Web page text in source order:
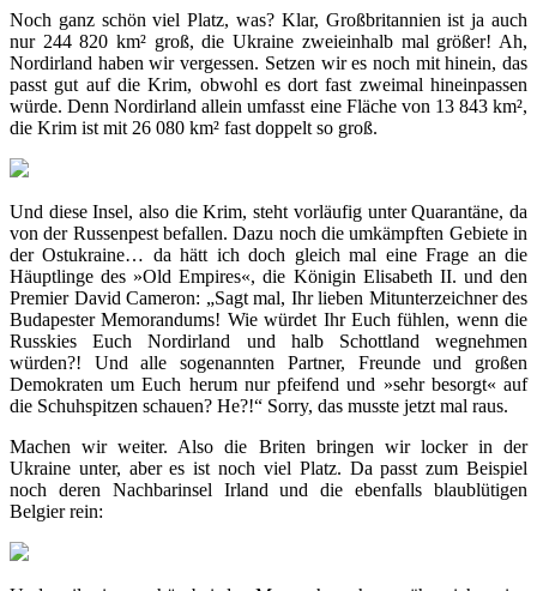
Noch ganz schön viel Platz, was? Klar, Großbritannien ist ja auch
nur 244 820 km² groß, die Ukraine zweieinhalb mal größer! Ah,
Nordirland haben wir vergessen. Setzen wir es noch mit hinein, das
passt gut auf die Krim, obwohl es dort fast zweimal hineinpassen
würde. Denn Nordirland allein umfasst eine Fläche von 13 843 km²,
die Krim ist mit 26 080 km² fast doppelt so groß.
Und diese Insel, also die Krim, steht vorläufig unter Quarantäne, da
von der Russenpest befallen. Dazu noch die umkämpften Gebiete in
der Ostukraine… da hätt ich doch gleich mal eine Frage an die
Häuptlinge des »Old Empires«, die Königin Elisabeth II. und den
Premier David Cameron: „Sagt mal, Ihr lieben Mitunterzeichner des
Budapester Memorandums! Wie würdet Ihr Euch fühlen, wenn die
Russkies Euch Nordirland und halb Schottland wegnehmen
würden?! Und alle sogenannten Partner, Freunde und großen
Demokraten um Euch herum nur pfeifend und »sehr besorgt« auf
die Schuhspitzen schauen? He?!“ Sorry, das musste jetzt mal raus.
Machen wir weiter. Also die Briten bringen wir locker in der
Ukraine unter, aber es ist noch viel Platz. Da passt zum Beispiel
noch deren Nachbarinsel Irland und die ebenfalls blaublütigen
Belgier rein: